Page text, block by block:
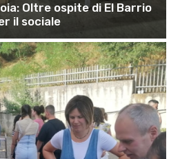
Oltre ospite di El Barrio
il sociale